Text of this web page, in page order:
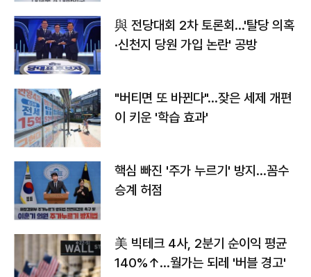
與 전당대회 2차 토론회…'탈당 의혹
·신천지 당원 가입 논란' 공방
"버티면 또 바뀐다"…잦은 세제 개편
이 키운 '학습 효과'
핵심 빠진 '주가 누르기' 방지…꼼수
승계 허점
美 빅테크 4사, 2분기 순이익 평균
140%↑…월가는 되레 '버블 경고'